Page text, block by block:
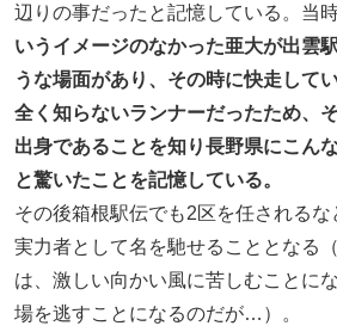
辺りの事だったと記憶している。当
いうイメージのなかった亜大が出雲
うな場面があり、その時に快走して
全く知らないランナーだったため、
出身であることを知り長野県にこん
と驚いたことを記憶している。
その後箱根駅伝でも2区を任される
実力者として名を馳せることとなる
は、激しい向かい風に苦しむことに
場を逃すことになるのだが…）。